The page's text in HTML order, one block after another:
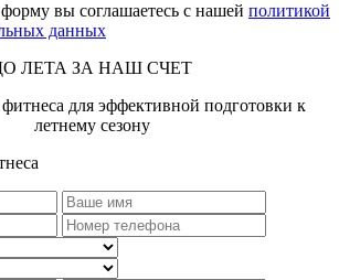
вы соглашаетесь с нашей политикой
данных
ЛЕТА ЗА НАШ СЧЕТ
для эффективной подготовки к
летнему сезону